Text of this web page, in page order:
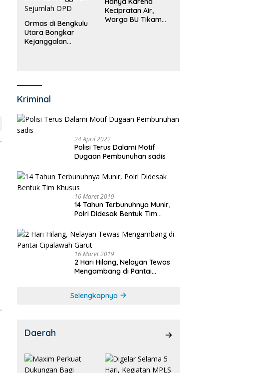
Ormas di Bengkulu
Utara Bongkar
Kejanggalan
Kecipratan Air,
Warga BU Tikam
Kriminal
24 April 2022
Polisi Terus Dalami Motif
Dugaan Pembunuhan sadis
16 Maret 2019
14 Tahun Terbunuhnya Munir,
Polri Didesak Bentuk Tim
16 Maret 2019
2 Hari Hilang, Nelayan Tewas
Mengambang di Pantai
Selengkapnya
Daerah